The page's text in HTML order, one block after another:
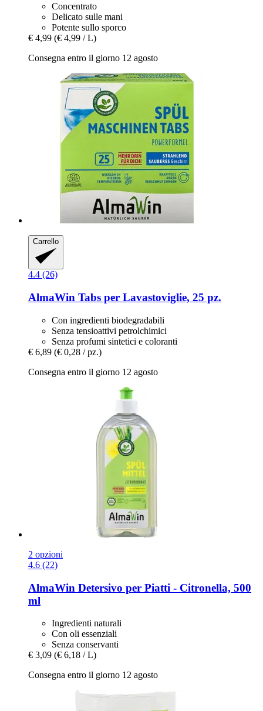
Concentrato
Delicato sulle mani
Potente sullo sporco
€ 4,99 (€ 4,99 / L)
Consegna entro il giorno 12 agosto
Carrello
4.4 (26)
AlmaWin Tabs per Lavastoviglie, 25 pz.
Con ingredienti biodegradabili
Senza tensioattivi petrolchimici
Senza profumi sintetici e coloranti
€ 6,89 (€ 0,28 / pz.)
Consegna entro il giorno 12 agosto
2 opzioni
4.6 (22)
AlmaWin Detersivo per Piatti -​ Citronella, 500
ml
Ingredienti naturali
Con oli essenziali
Senza conservanti
€ 3,09 (€ 6,18 / L)
Consegna entro il giorno 12 agosto